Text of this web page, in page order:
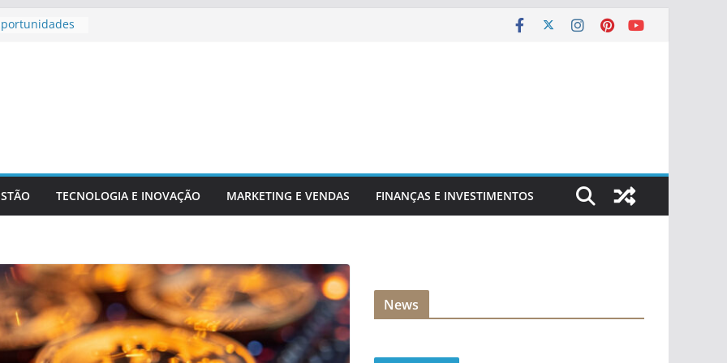
TECNOLOGIA E INOVAÇÃO MARKETING E VENDAS FINANÇAS E INVESTIMENTOS
News